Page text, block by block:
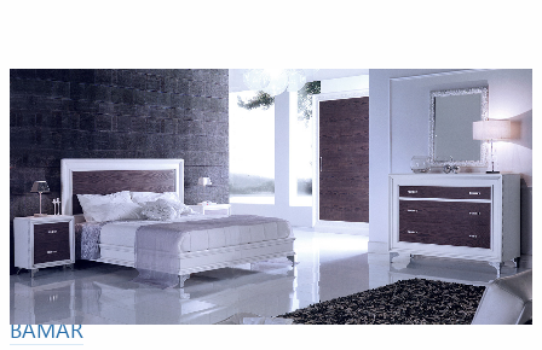
Композиция для спальной комнаты. В композицию
входят: кровать, прикроватная тумбочка, комод.
Фабрика
BAMAR